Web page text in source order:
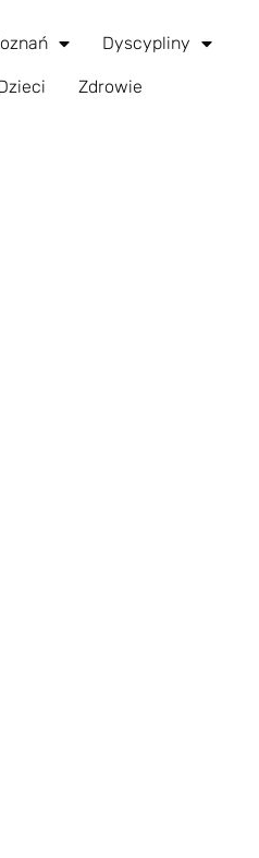
Dyscypliny
Zdrowie